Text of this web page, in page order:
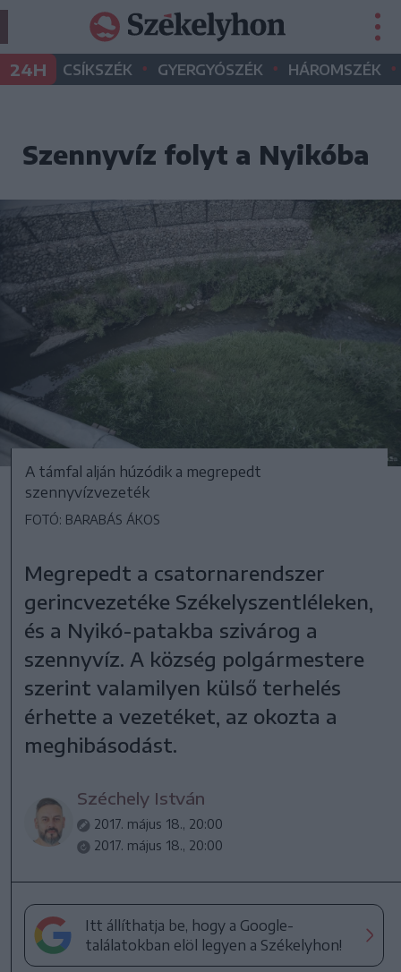
24H CSÍKSZÉK • GYERGYÓSZÉK • HÁROMSZÉK •
Szennyvíz folyt a Nyikóba
A támfal alján húzódik a megrepedt
szennyvízvezeték
FOTÓ: BARABÁS ÁKOS
Megrepedt a csatornarendszer
gerincvezetéke Székelyszentléleken,
és a Nyikó-patakba szivárog a
szennyvíz. A község polgármestere
szerint valamilyen külső terhelés
érhette a vezetéket, az okozta a
meghibásodást.
Széchely István
2017. május 18., 20:00
2017. május 18., 20:00
Itt állíthatja be, hogy a Google-
találatokban elöl legyen a Székelyhon!